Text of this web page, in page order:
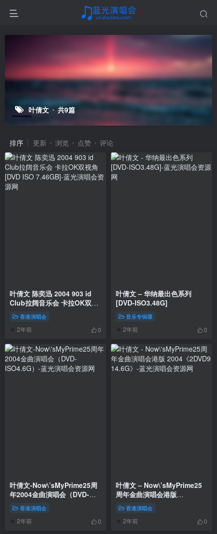
叶倩文 共9篇
排序 更新 浏览 点赞 评论
叶倩文 陈奕迅 2004 903 id
Club拉阔音乐会 卡拉OK双视
角 [DVD ISO 7.46GB]
香港演唱会
2年前 0
叶倩文 – 华纳最出色系列
[DVD-ISO3.48G]
音乐专辑碟
2年前 0
叶倩文-Now\’sMyPrime25周
年2004金曲演唱会（DVD-
ISO4.6G）
香港演唱会
2年前 0
叶倩文 – Now\’sMyPrime25
周年金曲演唱会港版
2004《2DVD9 14.6G》
香港演唱会
2年前 0